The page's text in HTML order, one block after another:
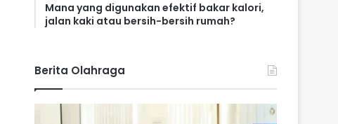
Mana yang digunakan efektif bakar kalori,
jalan kaki atau bersih-bersih rumah?
Berita Olahraga